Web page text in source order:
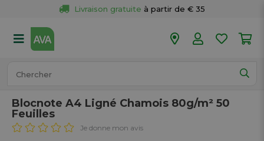
Livraison gratuite à partir de € 35
50 magasins
Blocnote A4 Ligné Chamois 80g/m² 50
Feuilles
Je donne mon avis